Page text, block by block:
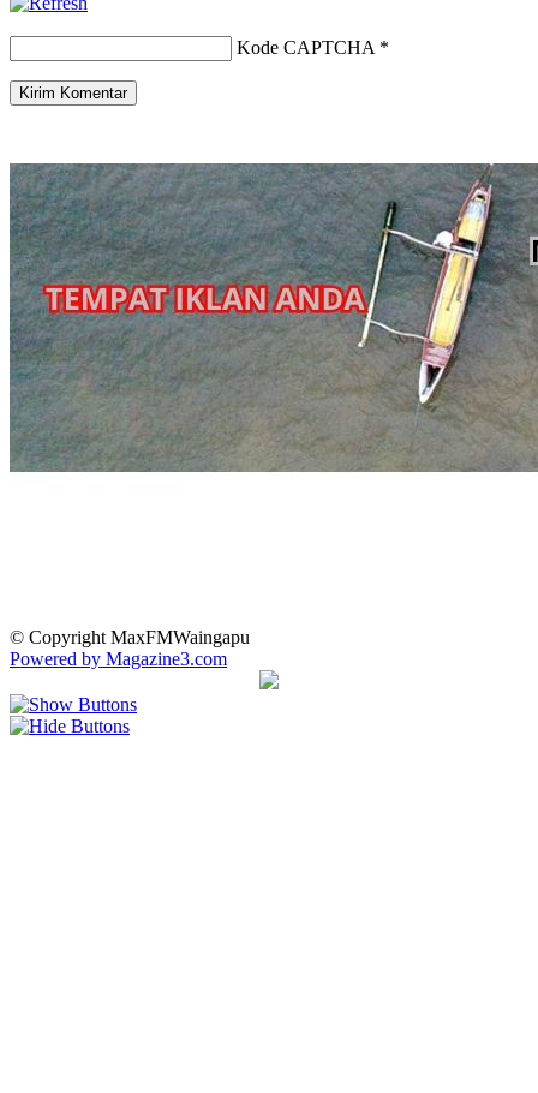
Kode CAPTCHA *
© Copyright MaxFMWaingapu
Powered by Magazine3.com